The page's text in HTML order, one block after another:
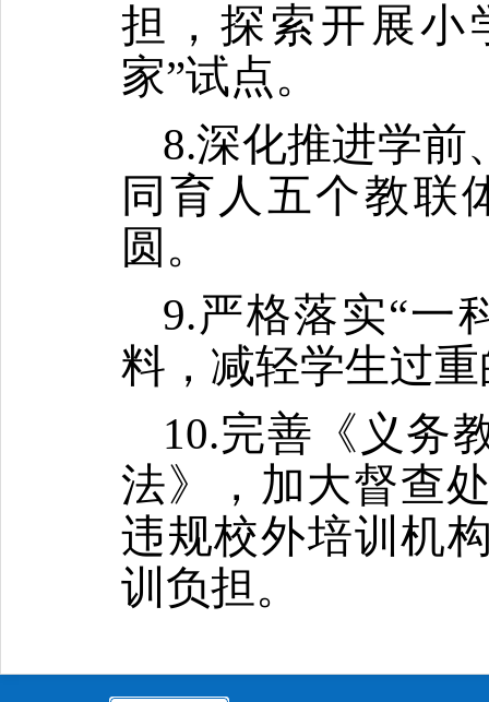
担，探索开展小
家”试点。
8.深化推进学前
同育人五个教联
圆。
9.严格落实“一
料，减轻学生过
10.完善《义务
法》，加大督查
违规校外培训机
训负担。